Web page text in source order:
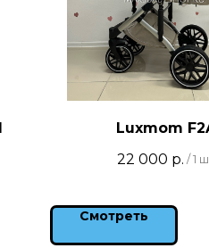
Luxmom
22 000 р. / 1
Смотреть